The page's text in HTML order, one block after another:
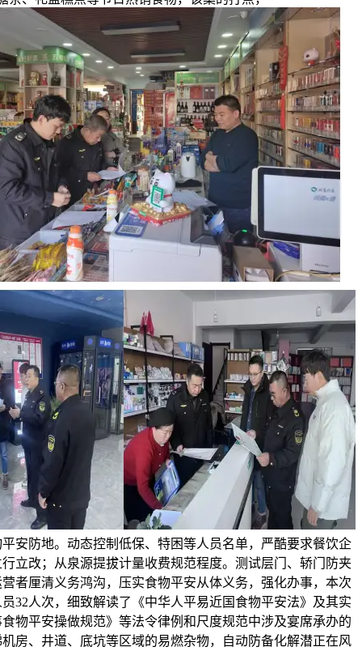
安防地。动态控制低保、特困等人员名单，严酷要求餐饮企
立改；从泉源提拔计量收费规范程度。测试层门、轿门防夹
者厘清义务鸿沟，压实食物平安从体义务，强化办事，本次
32人次，细致解读了《中华人平易近国食物平安法》及其实
物平安操做规范》等法令律例和尺度规范中涉及宴席承办的
房、井道、底坑等区域的易燃杂物，自动防备化解潜正在风